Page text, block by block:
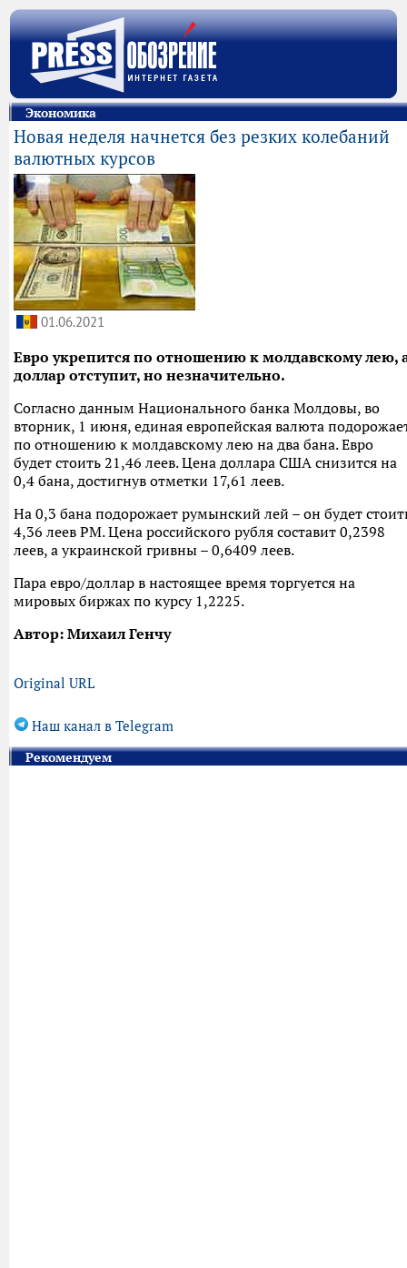
Экономика
Новая неделя начнется без резких колебаний
валютных курсов
01.06.2021
Евро укрепится по отношению к молдавскому лею,
доллар отступит, но незначительно.
Согласно данным Национального банка Молдовы, во
вторник, 1 июня, единая европейская валюта
по отношению к молдавскому лею на два бана. Евро
будет стоить 21,46 леев. Цена доллара США снизится на
0,4 бана, достигнув отметки 17,61 леев.
На 0,3 бана подорожает румынский лей – он будет
4,36 леев РМ. Цена российского рубля составит 0,2398
леев, а украинской гривны – 0,6409 леев.
Пара евро/доллар в настоящее время торгуется на
мировых биржах по курсу 1,2225.
Автор: Михаил Генчу
Original URL
Наш канал в Telegram
Рекомендуем